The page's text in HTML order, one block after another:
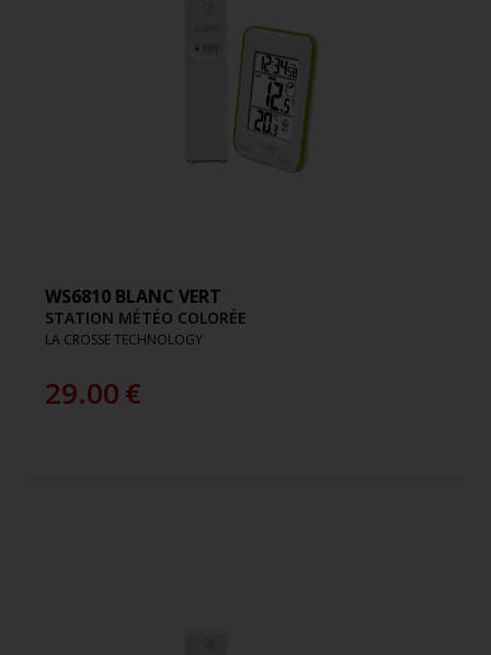
WS6810 BLANC VERT
STATION MÉTÉO COLORÉE
LA CROSSE TECHNOLOGY
29.00€